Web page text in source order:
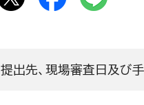
提出先、現場審査日及び